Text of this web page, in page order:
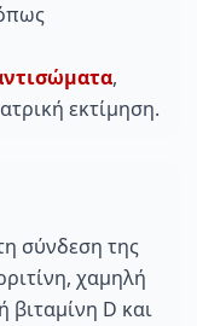
,
εκτίμηση.
σύνδεση της
χαμηλή
D και